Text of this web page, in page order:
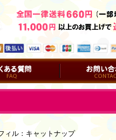
お問い合わせ
ィル：キャットナップ